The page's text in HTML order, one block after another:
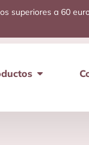
superiores a 60